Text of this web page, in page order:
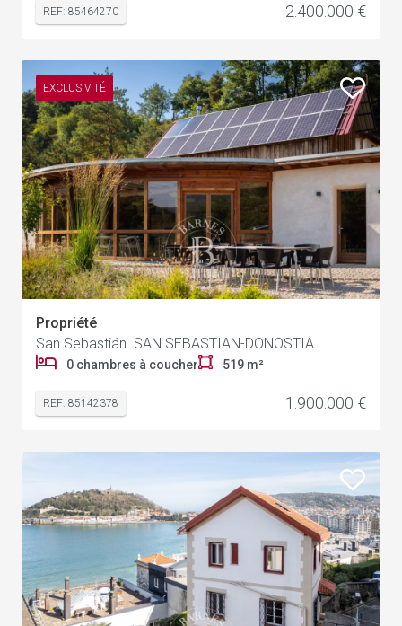
REF: 85464270 2.400.000 €
EXCLUSIVITÉ
Propriété
San Sebastián SAN SEBASTIAN-DONOSTIA
0 chambres à coucher 519 m²
REF: 85142378 1.900.000 €